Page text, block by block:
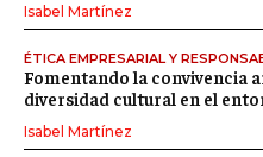
Isabel Martínez
ÉTICA EMPRESARIAL Y
Fomentando la convivencia
diversidad cultural en el
Isabel Martínez